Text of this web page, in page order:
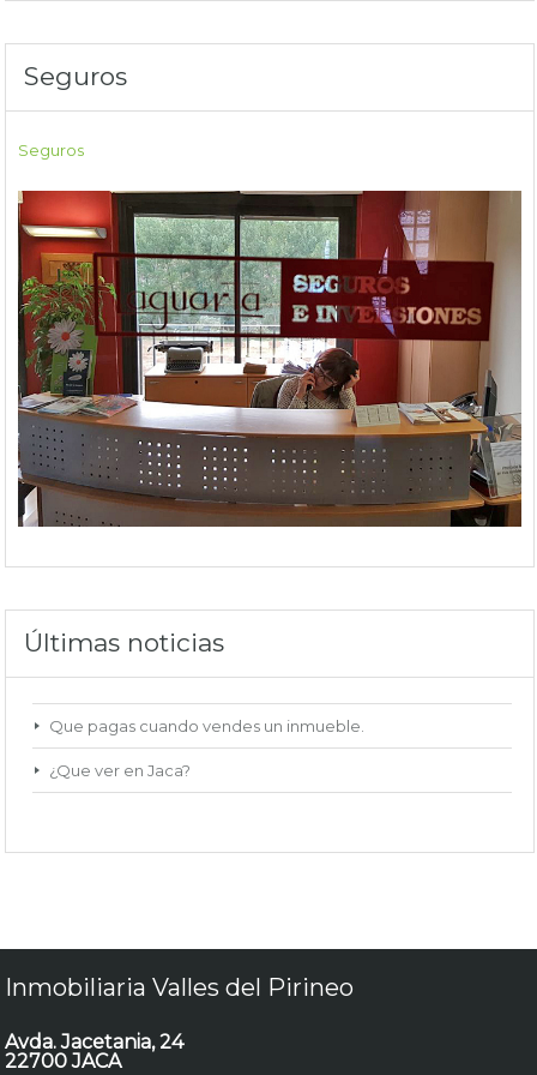
Seguros
Seguros
Últimas noticias
Que pagas cuando vendes un inmueble.
¿Que ver en Jaca?
Inmobiliaria Valles del Pirineo
Avda. Jacetania, 24
22700 JACA